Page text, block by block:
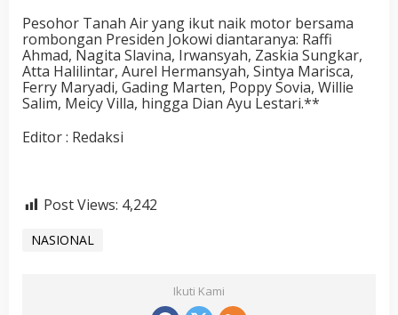
Pesohor Tanah Air yang ikut naik motor bersama
rombongan Presiden Jokowi diantaranya: Raffi
Ahmad, Nagita Slavina, Irwansyah, Zaskia Sungkar,
Atta Halilintar, Aurel Hermansyah, Sintya Marisca,
Ferry Maryadi, Gading Marten, Poppy Sovia, Willie
Salim, Meicy Villa, hingga Dian Ayu Lestari.**
Editor : Redaksi
Post Views: 4,242
NASIONAL
Ikuti Kami